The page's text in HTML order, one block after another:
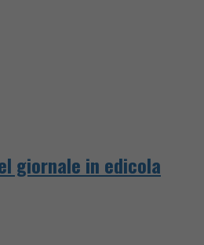
giornale in edicola